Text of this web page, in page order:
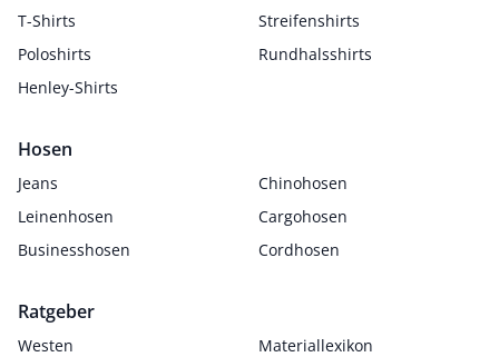
T-Shirts
Streifenshirts
Poloshirts
Rundhalsshirts
Henley-Shirts
Hosen
Jeans
Chinohosen
Leinenhosen
Cargohosen
Businesshosen
Cordhosen
Ratgeber
Westen
Materiallexikon